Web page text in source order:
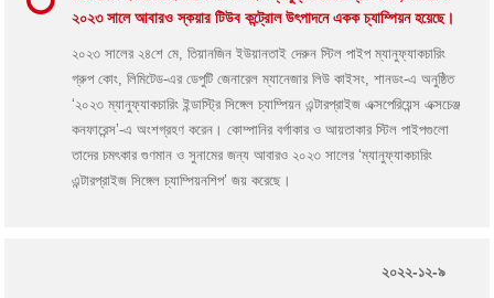
২০২৩ সালে আবারও স্কয়ার টিউব কন্ট্রোল উৎপাদনে একক চ্যাম্পিয়ন হয়েছে।
২০২৩ সালের ২৪শে মে, তিয়ানজিন ইউয়ানতাই দেরুন স্টিল পাইপ ম্যানুফ্যাকচারিং
গ্রুপ কোং, লিমিটেড-এর ডেপুটি জেনারেল ম্যানেজার লিউ কাইসং, শানডং-এ অনুষ্ঠিত
‘২০২৩ ম্যানুফ্যাকচারিং ইন্ডাস্ট্রি সিঙ্গেল চ্যাম্পিয়ন এন্টারপ্রাইজ এক্সপেরিয়েন্স এক্সচেঞ্জ
কনফারেন্স’-এ অংশগ্রহণ করেন। কোম্পানির বর্গাকার ও আয়তাকার স্টিল পাইপগুলো
তাদের চমৎকার গুণমান ও সুনামের জন্য আবারও ২০২৩ সালের ‘ম্যানুফ্যাকচারিং
এন্টারপ্রাইজ সিঙ্গেল চ্যাম্পিয়নশিপ’ জয় করেছে।
২০২২-১২-৯